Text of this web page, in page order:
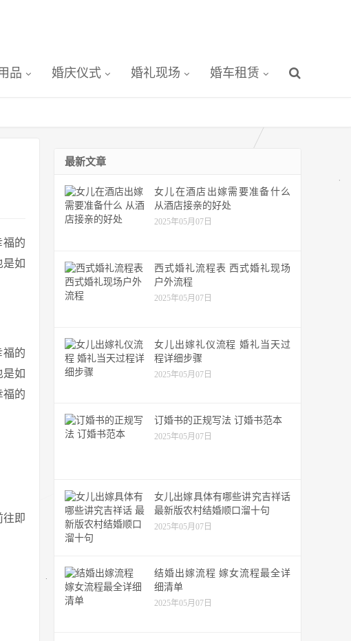
品 婚庆仪式 婚礼现场 婚车租赁
福的
如
福的
如
福的
往即
最新文章
女儿在酒店出嫁需要准备什么
从酒店接亲的好处
2025年05月07日
西式婚礼流程表 西式婚礼现场
户外流程
2025年05月07日
女儿出嫁礼仪流程 婚礼当天过
程详细步骤
2025年05月07日
订婚书的正规写法 订婚书范本
2025年05月07日
女儿出嫁具体有哪些讲究吉祥话
最新版农村结婚顺口溜十句
2025年05月07日
结婚出嫁流程 嫁女流程最全详
细清单
2025年05月07日